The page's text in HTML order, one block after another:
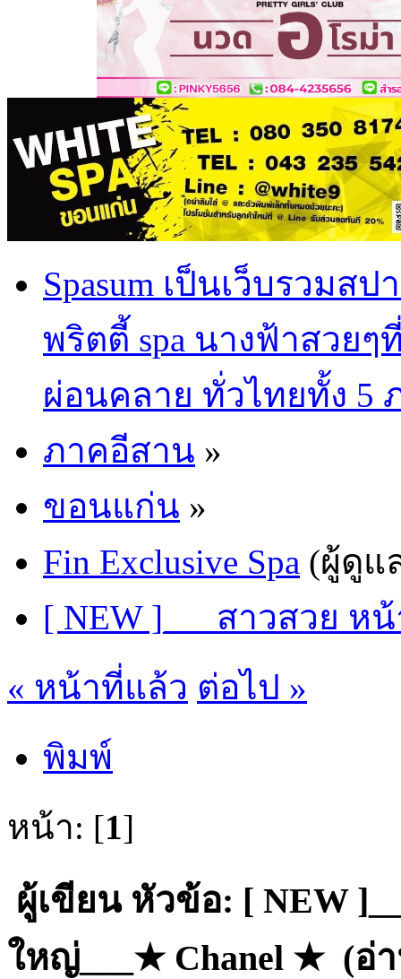
Spasum เป็นเว็บรวม
พริตตี้ spa นางฟ้าสวย
ผ่อนคลาย ทั่วไทยทั้ง 5
ภาคอีสาน »
ขอนแก่น »
Fin Exclusive Spa (ผู้ดูแ
[ NEW ]___สาวสวย
« หน้าที่แล้ว ต่อไป »
พิมพ์
หน้า: [1]
ผู้เขียนหัวข้อ: [ NEW
ใหญ่___★ Chanel ★ (อ่า